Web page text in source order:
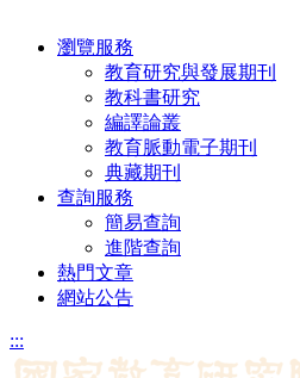
瀏覽服務
教育研究與發展期刊
教科書研究
編譯論叢
教育脈動電子期刊
典藏期刊
查詢服務
簡易查詢
進階查詢
熱門文章
網站公告
:::